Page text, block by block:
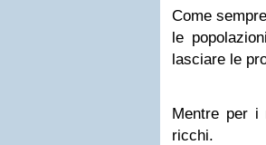
Come
le
lasciare le
Mentre per
ricchi.